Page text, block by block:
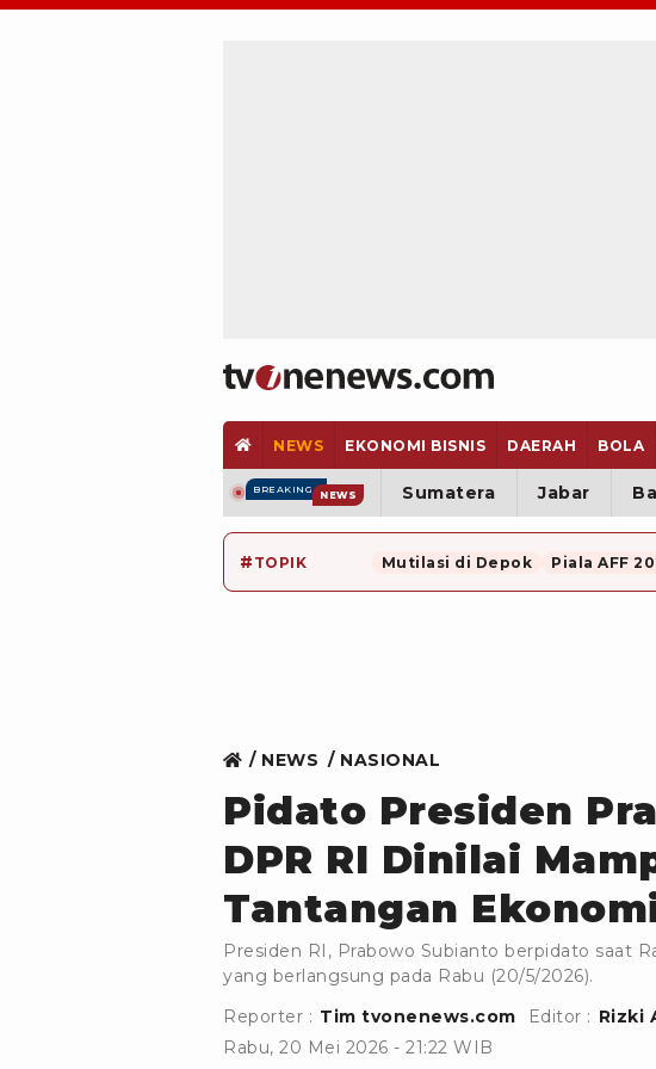
NEWS EKONOMI BISNIS DAERAH BOLA
BREAKING NEWS Sumatera Jabar
# TOPIK Mutilasi di Depok Piala AFF
NEWS NASIONAL
Pidato Presiden
DPR RI Dinilai
Tantangan
Presiden RI, Prabowo Subianto berpidato saat
yang berlangsung pada Rabu (20/5/2026).
Reporter : Tim tvonenews.com Editor : Rizki
Rabu, 20 Mei 2026 - 21:22 WIB